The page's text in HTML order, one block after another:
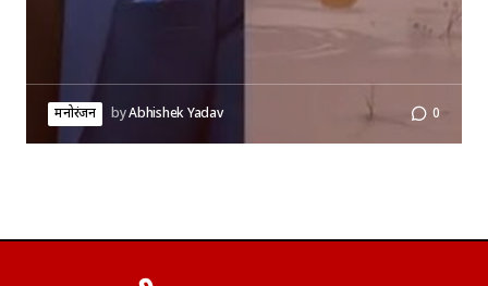
मनोरंजन byAbhishek Yadav 0